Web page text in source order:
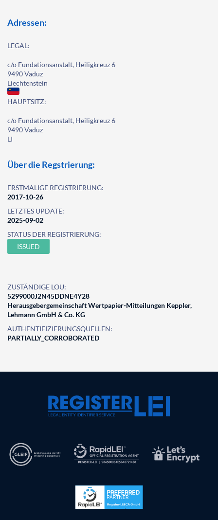
Adressen:
LEGAL:
c/o Fundationsanstalt, Heiligkreuz 6
9490 Vaduz
Liechtenstein
HAUPTSITZ:
c/o Fundationsanstalt, Heiligkreuz 6
9490 Vaduz
LI
Über die Regstrierung:
ERSTMALIGE REGISTRIERUNG:
2017-10-26
LETZTES UPDATE:
2025-09-02
STATUS DER REGISTRIERUNG:
ISSUED
ZUSTÄNDIGE LOU:
5299000J2N45DDNE4Y28
Herausgebergemeinschaft Wertpapier-Mitteilungen Keppler,
Lehmann GmbH & Co. KG
AUTHENTIFIZIERUNGSQUELLEN:
PARTIALLY_CORROBORATED